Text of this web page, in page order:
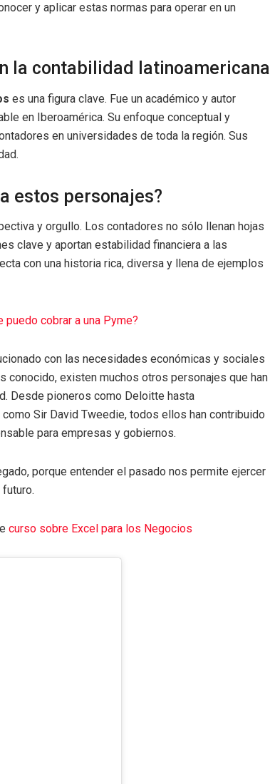
y aplicar estas normas para operar en un
la contabilidad latinoamericana
es una figura clave. Fue un académico y autor
en Iberoamérica. Su enfoque conceptual y
en universidades de toda la región. Sus
estos personajes?
y orgullo. Los contadores no sólo llenan hojas
clave y aportan estabilidad financiera a las
con una historia rica, diversa y llena de ejemplos
puedo cobrar a una Pyme?
con las necesidades económicas y sociales
conocido, existen muchos otros personajes que han
Desde pioneros como Deloitte hasta
Sir David Tweedie, todos ellos han contribuido
para empresas y gobiernos.
porque entender el pasado nos permite ejercer
curso sobre Excel para los Negocios